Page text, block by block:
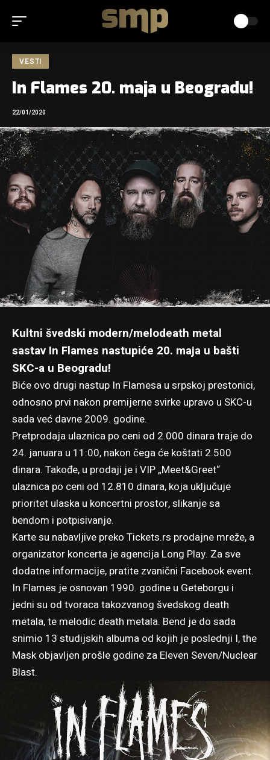
VESTI
In Flames 20. maja u Beogradu!
22/01/2020
Kultni švedski modern/melodeath metal
sastav In Flames nastupiće 20. maja u bašti
SKC-a u Beogradu!
Biće ovo drugi nastup In Flamesa u srpskoj prestonici,
odnosno prvi nakon premijerne svirke upravo u SKC-u
sada već davne 2009. godine.
Pretprodaja ulaznica po ceni od 2.000 dinara traje do
24. januara u 11:00, nakon čega će koštati 2.500
dinara. Takođe, u prodaji je i VIP „Meet&Greet“
ulaznica po ceni od 12.810 dinara, koja uključuje
prioritet ulaska u koncertni prostor, slikanje sa
bendom i potpisivanje.
Karte su nabavljive preko Tickets.rs prodajne mreže, a
organizator koncerta je agencija Long Play. Za sve
dodatne informacije, pratite zvanični Facebook event.
In Flames je osnovan 1990. godine u Geteborgu i
jedni su od tvoraca takozvanog švedskog death
metala, te melodic death metala. Bend je do sada
snimio 13 studijskih albuma od kojih je poslednji I, the
Mask objavljen prošle godine za Eleven Seven/Nuclear
Blast.